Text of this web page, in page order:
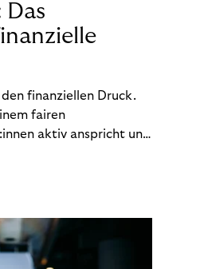
finanziellen Druck.
fairen
aktiv anspricht und
bleiben Menschen